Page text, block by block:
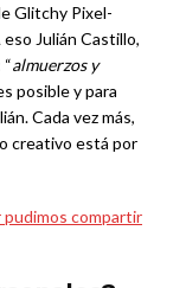
Glitchy Pixel-
Julián Castillo,
almuerzos y
posible y para
Cada vez más,
creativo está por
pudimos compartir